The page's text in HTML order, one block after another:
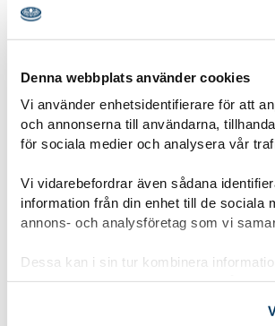
Denna webbplats använder cookies
Vi använder enhetsidentifierare för att
och annonserna till användarna,
för sociala medier och analysera vår
Vi vidarebefordrar även sådana
information från din enhet till de sociala
annons- och analysföretag som vi
Dessa kan i sin tur kombinera
information som du har tillhandahållit
2026
Nyhet
Scouterna i dialog med
barn- och ungdomsverksamheten i
Inför höstens riksdagsval träffar